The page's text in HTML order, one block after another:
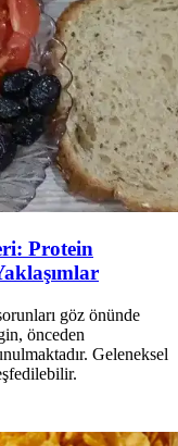
Protein
göz önünde
önceden
Geleneksel